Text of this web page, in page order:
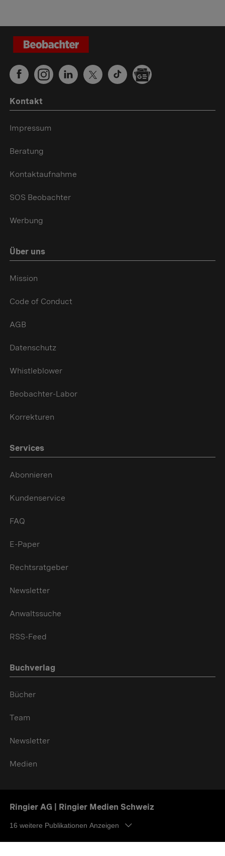
Kontakt
Impressum
Beratung
Kontaktaufnahme
SOS Beobachter
Werbung
Über uns
Mission
Code of Conduct
AGB
Datenschutz
Whistleblower
Beobachter-Labor
Korrekturen
Services
Abonnieren
Kundenservice
FAQ
E-Paper
Rechtsratgeber
Newsletter
Anwaltssuche
RSS-Feed
Buchverlag
Bücher
Team
Newsletter
Medien
Ringier AG | Ringier Medien Schweiz
16 weitere Publikationen Anzeigen